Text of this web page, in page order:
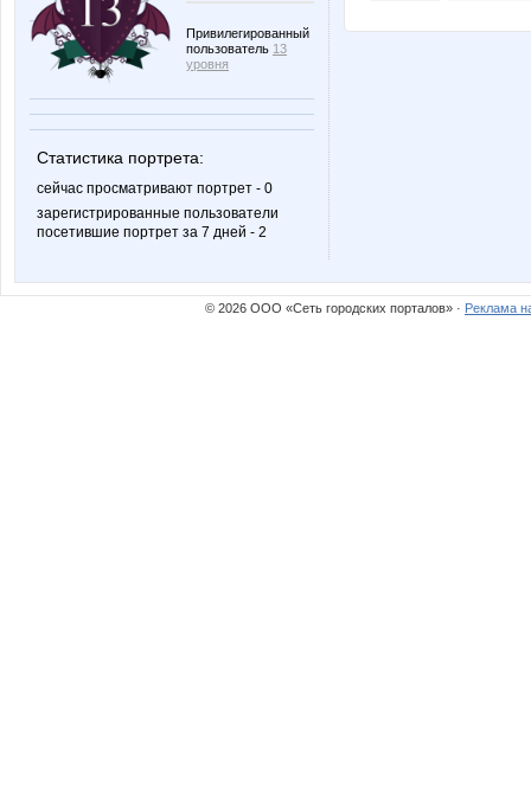
Привилегированный
пользователь 13
уровня
Статистика портрета:
сейчас просматривают портрет - 0
зарегистрированные пользователи
посетившие портрет за 7 дней - 2
© 2026 ООО «Сеть городских порталов» · Реклама